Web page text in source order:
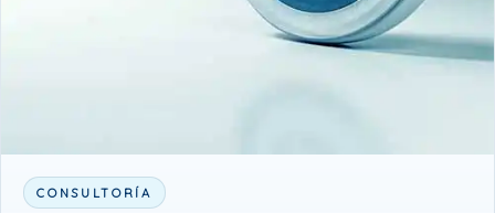
CONSULTORÍA